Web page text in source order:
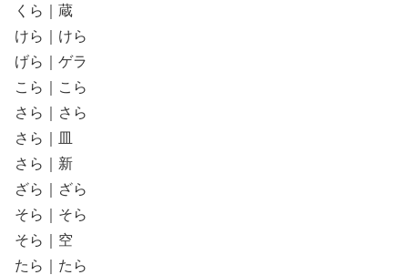
くら｜蔵
けら｜けら
げら｜ゲラ
こら｜こら
さら｜さら
さら｜皿
さら｜新
ざら｜ざら
そら｜そら
そら｜空
たら｜たら